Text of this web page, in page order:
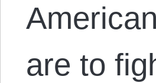
are to